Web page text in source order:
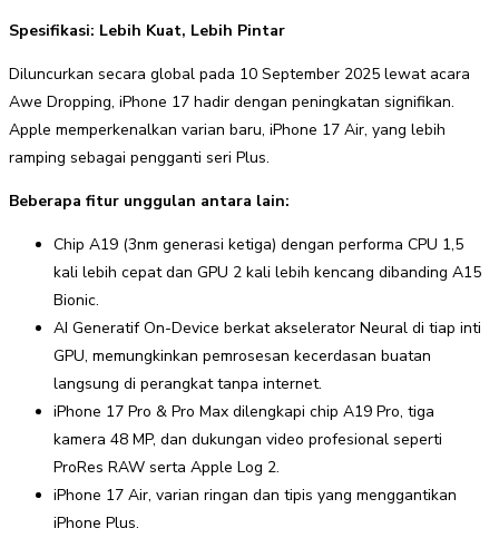
Spesifikasi: Lebih Kuat, Lebih Pintar
Diluncurkan secara global pada 10 September 2025 lewat acara
Awe Dropping, iPhone 17 hadir dengan peningkatan signifikan.
Apple memperkenalkan varian baru, iPhone 17 Air, yang lebih
ramping sebagai pengganti seri Plus.
Beberapa fitur unggulan antara lain:
Chip A19 (3nm generasi ketiga) dengan performa CPU 1,5
kali lebih cepat dan GPU 2 kali lebih kencang dibanding A15
Bionic.
AI Generatif On-Device berkat akselerator Neural di tiap inti
GPU, memungkinkan pemrosesan kecerdasan buatan
langsung di perangkat tanpa internet.
iPhone 17 Pro & Pro Max dilengkapi chip A19 Pro, tiga
kamera 48 MP, dan dukungan video profesional seperti
ProRes RAW serta Apple Log 2.
iPhone 17 Air, varian ringan dan tipis yang menggantikan
iPhone Plus.